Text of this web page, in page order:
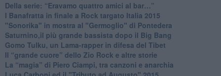
Della serie: “Eravamo quattro amici al bar…”
I Banafratta in finale a Rock targato Italia 2015
"Sonorika" in mostra al "Germoglio" di Pontedera
​Saturnino,il più grande bassista dopo il Big Bang
​Gomo Tulku, un Lama-rapper in difesa del Tibet
​Il “grande cuore” dello Zio Rock e altre storie
La “magia” di Piero Ciampi, tra canzoni e anarchia